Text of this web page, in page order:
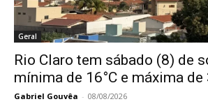
Geral
Rio Claro tem sábado (8) de
mínima de 16°C e máxima de
Gabriel Gouvêa - 08/08/2026